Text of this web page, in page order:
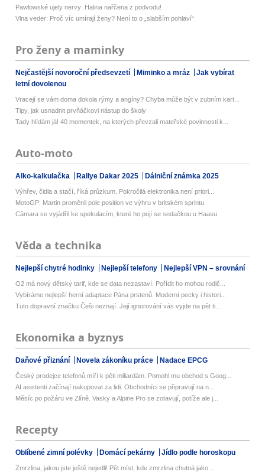
Pawlowské ujely nervy: Halina nařčena z podvodu!
Vlna veder: Proč víc umírají ženy? Není to o „slabším pohlaví“
Pro ženy a maminky
Nejčastější novoroční předsevzetí Miminko a mráz
Jak vybírat
letní dovolenou
Vracejí se vám doma dokola rýmy a angíny? Chyba může být v zubním kart...
Tipy, jak usnadnit prvňáčkovi nástup do školy
Tady hlídám já! 40 momentek, na kterých převzali mateřské povinnosti k...
Auto-moto
Alko-kalkulačka Rallye Dakar 2025 Dálniční známka 2025
Výhřev, čidla a stačí, říká průzkum. Pokročilá elektronika není priori...
MotoGP: Martin proměnil pole position ve výhru v britském sprintu
Câmara se vyjádřil ke spekulacím, které ho pojí se sedačkou u Haasu
Věda a technika
Nejlepší chytré hodinky Nejlepší telefony Nejlepší VPN – srovnání
O2 má nový dětský tarif, kde se data nezastaví. Pořídit ho mohou rodič...
Vybíráme nejlepší herní adaptace Pána prstenů. Moderní pecky i histori...
Tuto dopravní značku Češi neznají. Její ignorování vás vyjde na pět ti...
Ekonomika a byznys
Daňové přiznání Novela zákoníku práce Nadace EPCG
Český prodejce telefonů míří k pěti miliardám. Pomohl mu obchod s Goog...
AI asistenti začínají nakupovat za lidi. Obchodníci se připravují na n...
Měsíc po požáru ve Zlíně. Vasky a Alpine Pro se zotavují, potíže ale j...
Recepty
Oblíbené zimní polévky Domácí pekárny Jídlo podle horoskopu
Zmrzlina, jakou jste ještě nejedli! Pět míst, kde zmrzlina chutná jako...